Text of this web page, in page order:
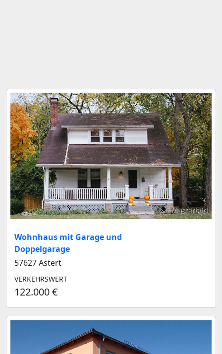
Musterbild
Wohnhaus mit Garage und
Doppelgarage
57627 Astert
VERKEHRSWERT
122.000 €